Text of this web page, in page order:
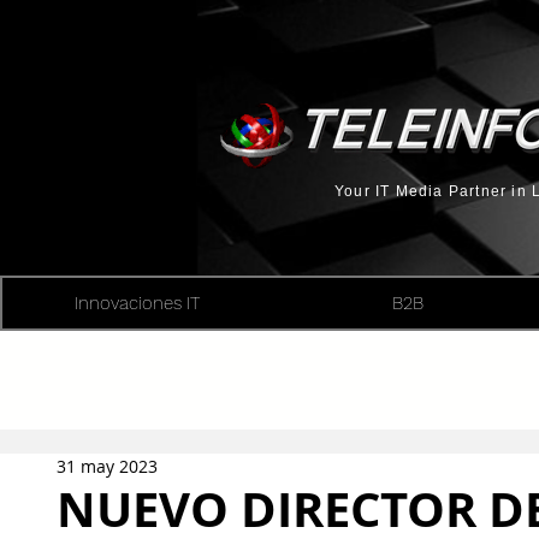
Your IT Media Partner in
Innovaciones IT B2B
NUEVO DIRECTOR
31 may 2023